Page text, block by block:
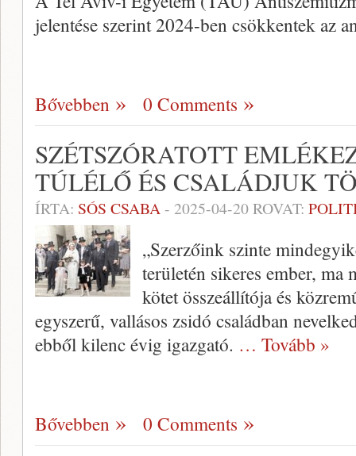
jelentése szerint 2024-ben csökkentek az
Bővebben 0 Comments
SZÉTSZÓRATOTT
TÚLÉLŐ ÉS CSALÁDJUK
ÍRTA: SÓS CSABA- 2025-04-20ROVAT:
„Szerzőink szinte
területén sikeres ember,
kötet összeállítója és
egyszerű, vallásos zsidó családban
ebből kilenc évig igazgató. … Tovább »
Bővebben 0 Comments